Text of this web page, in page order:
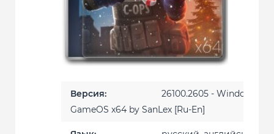
Версия:
26100.2605 - Windows 11
GameOS x64 by SanLex [Ru-En]